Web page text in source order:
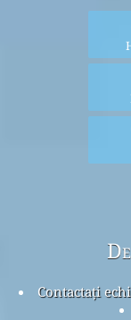
Contactați